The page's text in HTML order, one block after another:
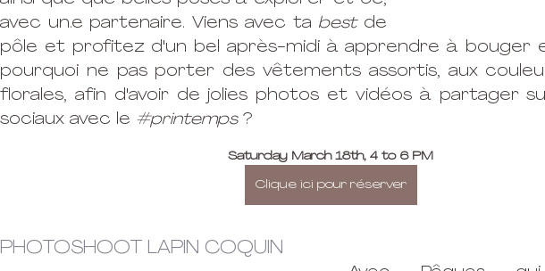
avec un.e partenaire. Viens avec ta best de
pôle et profitez d'un bel après-midi à apprendre à bouger
pourquoi ne pas porter des vêtements assortis, aux
florales, afin d'avoir de jolies photos et vidéos à partager
sociaux avec le #printemps ?
Saturday March 18th, 4 to 6 PM
Clique ici pour réserver
PHOTOSHOOT LAPIN COQUIN